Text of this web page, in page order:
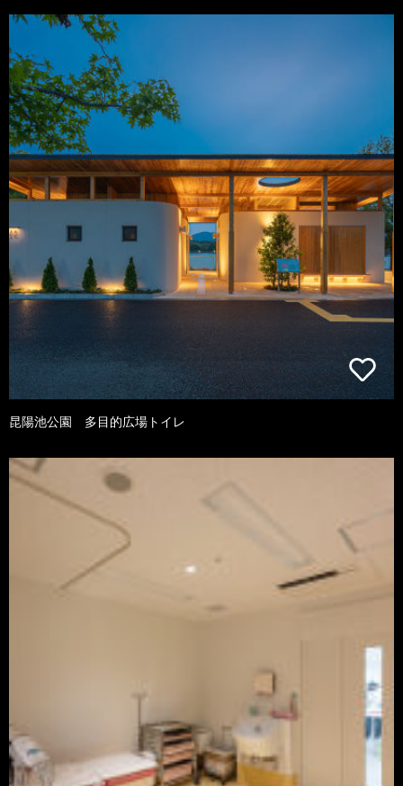
昆陽池公園 多目的広場トイレ